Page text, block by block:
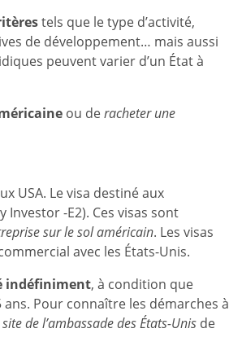
tels que le type d’activité,
de développement… mais aussi
peuvent varier d’un État à
ou deracheter une
USA. Le visa destiné aux
Investor -E2). Ces visas sont
sur le sol américain. Les visas
avec les États-Unis.
indéfiniment, à condition que
Pour connaître les démarches à
site de l’ambassade des États-Unis de